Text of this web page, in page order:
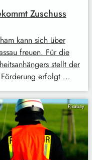
Zuschuss
kann sich über
freuen. Für die
stellt der
erfolgt …
Pixabay